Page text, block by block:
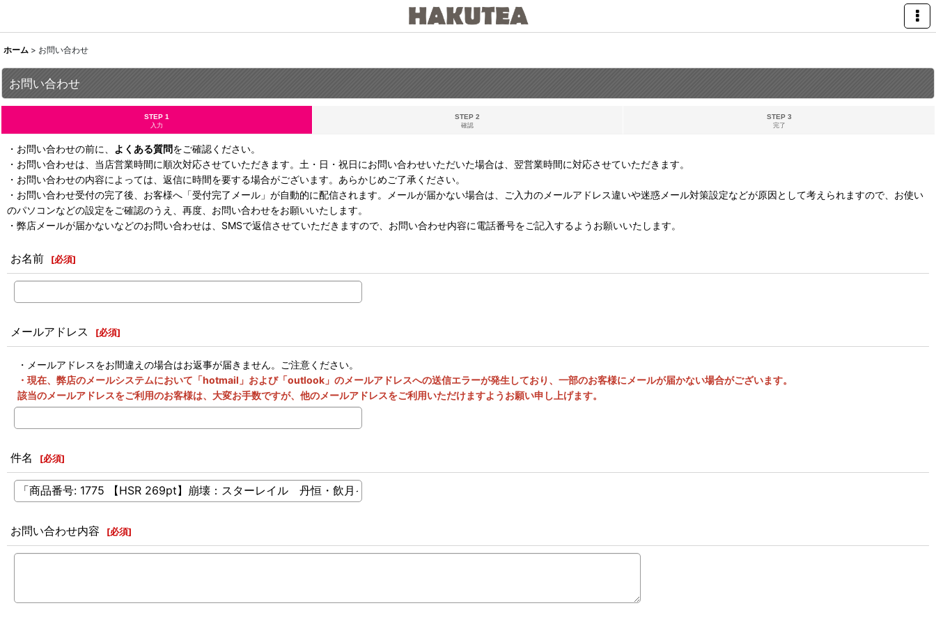
ホーム > お問い合わせ
お問い合わせ
STEP 1
入力
STEP 2
確認
STEP 3
完了
・お問い合わせの前に、 よくある質問をご確認ください。
・お問い合わせは、当店営業時間に順次対応させていただきます。土・日・祝日にお問い合わせいただいた場合は、翌営業時間に対応させていただきます。
・お問い合わせの内容によっては、返信に時間を要する場合がございます。あらかじめご了承ください。
・お問い合わせ受付の完了後、お客様へ「受付完了メール」が自動的に配信されます。メールが届かない場合は、ご入力のメールアドレス違いや迷惑メール対策設定などが原因として考えられますので、お使い
のパソコンなどの設定をご確認のうえ、再度、お問い合わせをお願いいたします。
・弊店メールが届かないなどのお問い合わせは、SMSで返信させていただきますので、お問い合わせ内容に電話番号をご記入するようお願いいたします。
お名前 [必須]
メールアドレス [必須]
・メールアドレスをお間違えの場合はお返事が届きません。ご注意ください。
・現在、弊店のメールシステムにおいて「hotmail」および「outlook」のメールアドレスへの送信エラーが発生しており、一部のお客様にメールが届かない場合がございます。
該当のメールアドレスをご利用のお客様は、大変お手数ですが、他のメールアドレスをご利用いただけますようお願い申し上げます。
件名 [必須]
お問い合わせ内容 [必須]